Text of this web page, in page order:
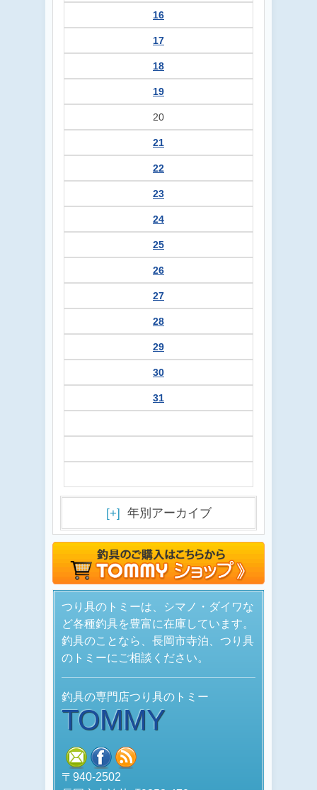
16
17
18
19
20
21
22
23
24
25
26
27
28
29
30
31
[+] 年別アーカイブ
つり具のトミーは、シマノ・ダイワな
ど各種釣具を豊富に在庫しています。
釣具のことなら、長岡市寺泊、つり具
のトミーにご相談ください。
釣具の専門店つり具のトミー
TOMMY
mail facebook
〒940-2502